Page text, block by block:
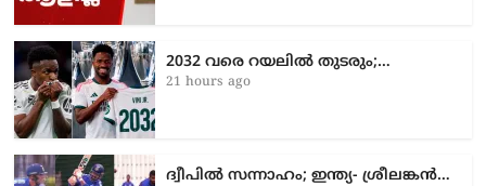
2032 വരെ റയലിൽ തുടരും;…
21 hours ago
ദ്വീപിൽ സന്നാഹം; ഇന്ത്യ- ശ്രീലങ്കൻ…